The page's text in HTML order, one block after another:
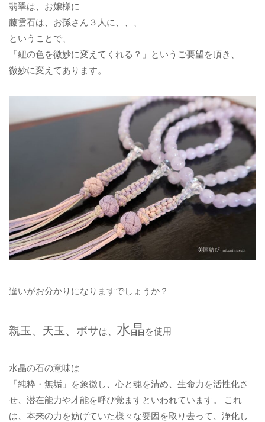
翡翠は、お嬢様に
藤雲石は、お孫さん３人に、、、
ということで、
「紐の色を微妙に変えてくれる？」というご要望を頂き、
微妙に変えてあります。
違いがお分かりになりますでしょうか？
親玉、天玉、ボサは、 水晶を使用
水晶の石の意味は
「純粋・無垢」を象徴し、心と魂を清め、生命力を活性化さ
せ、潜在能力や才能を呼び覚ますといわれています。 これ
は、本来の力を妨げていた様々な要因を取り去って、浄化し